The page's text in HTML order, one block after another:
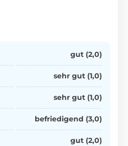
gut (2,0)
sehr gut (1,0)
sehr gut (1,0)
befriedigend (3,0)
gut (2,0)